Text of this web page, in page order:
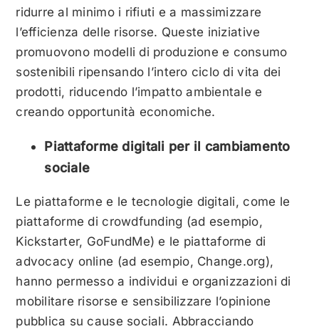
ridurre al minimo i rifiuti e a massimizzare
l’efficienza delle risorse. Queste iniziative
promuovono modelli di produzione e consumo
sostenibili ripensando l’intero ciclo di vita dei
prodotti, riducendo l’impatto ambientale e
creando opportunità economiche.
Piattaforme digitali per il cambiamento
sociale
Le piattaforme e le tecnologie digitali, come le
piattaforme di crowdfunding (ad esempio,
Kickstarter, GoFundMe) e le piattaforme di
advocacy online (ad esempio, Change.org),
hanno permesso a individui e organizzazioni di
mobilitare risorse e sensibilizzare l’opinione
pubblica su cause sociali. Abbracciando